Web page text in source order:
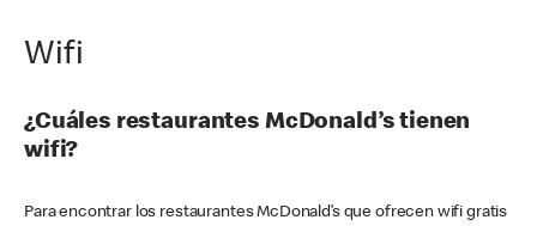
Wifi
¿Cuáles restaurantes McDonald’s tienen
wifi?
Para encontrar los restaurantes McDonald’s que ofrecen wifi gratis